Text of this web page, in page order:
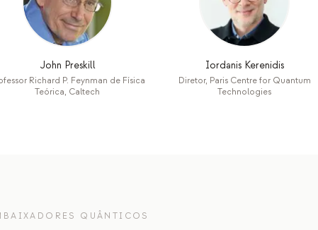
John Preskill
Richard P. Feynman de Física
Teórica, Caltech
Iordanis Kerenidis
Diretor, Paris Centre for Quantum
Technologies
QUÂNTICOS